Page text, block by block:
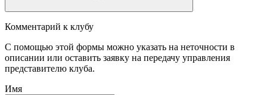
Комментарий к клубу
С помощью этой формы можно указать на неточности в
описании или оставить заявку на передачу управления
представителю клуба.
Имя